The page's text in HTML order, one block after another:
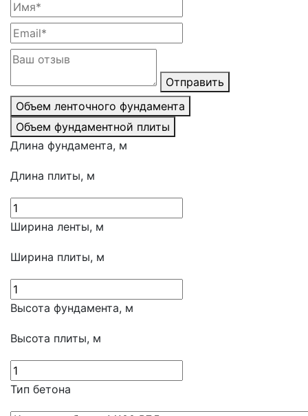
Отправить
Объем ленточного фундамента
Объем фундаментной плиты
Длина фундамента, м
Длина плиты, м
Ширина ленты, м
Ширина плиты, м
Высота фундамента, м
Высота плиты, м
Тип бетона